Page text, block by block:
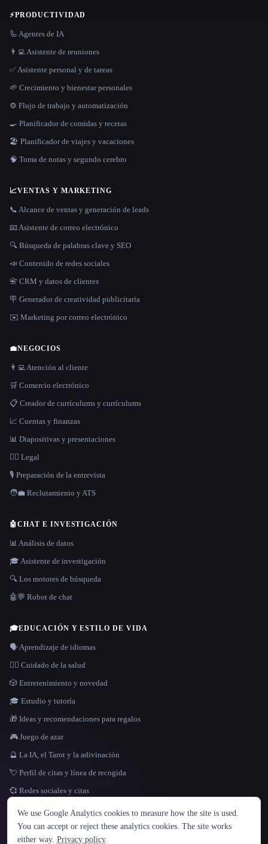
IDIOMA
English español Français Русский 简体中文
Hindi
⚡PRODUCTIVIDAD
🦾 Agentes de IA
👨‍💻 Asistente de reuniones
✅ Asistente personal y de tareas
🌱 Crecimiento y bienestar personales
⚙️ Flujo de trabajo y automatización
🍳 Planificador de comidas y recetas
🏖 Planificador de viajes y vacaciones
🧠 Toma de notas y segundo cerebro
📈VENTAS Y MARKETING
📞 Alcance de ventas y generación de leads
📧 Asistente de correo electrónico
🔍 Búsqueda de palabras clave y SEO
📣 Contenido de redes sociales
📇 CRM y datos de clientes
🪧 Generador de creatividad publicitaria
✉️ Marketing por correo electrónico
💼NEGOCIOS
👨‍💻 Atención al cliente
🛒 Comercio electrónico
📋 Creador de currículums y currículums
📈 Cuentas y finanzas
📊 Diapositivas y presentaciones
👩‍⚖️ Legal
🎙️ Preparación de la entrevista
🧑‍💼 Reclutamiento y ATS
🤖CHAT E INVESTIGACIÓN
📊 Análisis de datos
🎓 Asistente de investigación
🔍 Los motores de búsqueda
🤖💬 Robot de chat
🎓EDUCACIÓN Y ESTILO DE VIDA
🗣️ Aprendizaje de idiomas
👩‍⚕️ Cuidado de la salud
🎲 Entretenimiento y novedad
🎓 Estudio y tutoría
🎁 Ideas y recomendaciones para regalos
🎮 Juego de azar
🔮 La IA, el Tarot y la adivinación
💘 Perfil de citas y línea de recogida
💞 Redes sociales y citas
© 2026 That AI Collection. Todos los derechos reservados.
We use Google Analytics cookies to measure how the site is used.
You can accept or reject these analytics cookies. The site works
either way. Privacy policy.